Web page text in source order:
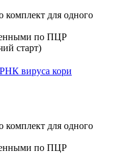
вируса кори